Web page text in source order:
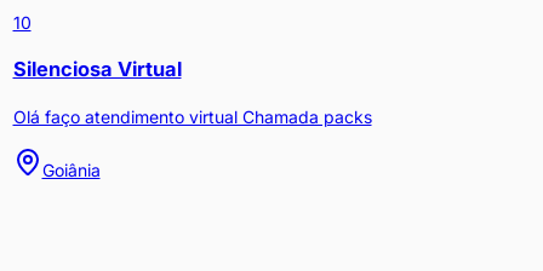
10
Silenciosa Virtual
Olá faço atendimento virtual Chamada packs
Goiânia